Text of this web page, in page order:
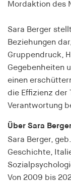
Mordaktion des
Sara Berger
Beziehungen
Gruppendruck,
Gegebenheiten
einen
die Effizienz der
Verantwortung
Über Sara
Sara Berger,
Geschichte,
Von 2009 bis
Anbieter:
Cookie
Sitzung
Anbieter:
Cookie
7 Tage